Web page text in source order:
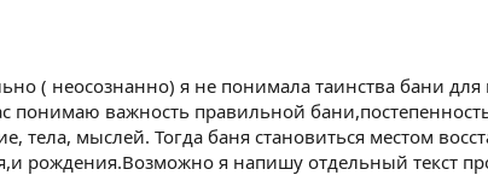
( неосознанно) я не понимала таинства бани
понимаю важность правильной
тела, мыслей. Тогда баня становиться местом
рождения.Возможно я напишу отдельный текст